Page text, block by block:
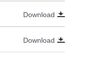
Download
Download